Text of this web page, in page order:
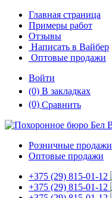
Главная страница
Примеры работ
Отзывы
Написать в Вайбер
Оптовые продажи
Войти
(0) В закладках
(0) Сравнить
Розничные продажи
Оптовые продажи
+375 (29) 815-01-12
+375 (29) 815-01-12